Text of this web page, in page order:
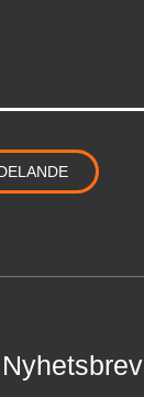
Nyhetsbrev